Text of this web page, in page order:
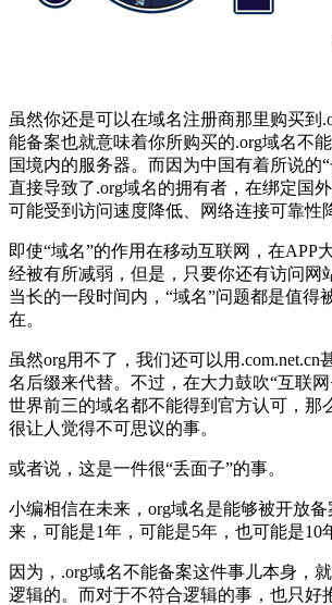
虽然你还是可以在域名注册商那里购买到
能备案也就意味着你所购买的.org域名不
国境内的服务器。而因为中国有着所说的
直接导致了.org域名的拥有者，在绑定国
可能受到访问速度降低、网络连接可靠性
即使“域名”的作用在移动互联网，在APP
经被有所减弱，但是，只要你还有访问网
当长的一段时间内，“域名”问题都是值得
在。
虽然org用不了，我们还可以用.com.net.cn
名后缀来代替。不过，在大力鼓吹“互联
世界前三的域名都不能得到官方认可，那
很让人觉得不可思议的事。
或者说，这是一件很“丢面子”的事。
小编相信在未来，org域名是能够被开放
来，可能是1年，可能是5年，也可能是10
因为，.org域名不能备案这件事儿本身，
逻辑的。而对于不符合逻辑的事，也只好